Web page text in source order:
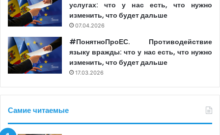
Михалевски.
В данном контексте, в связи с решением поставщиков
медиауслуг четко не указывать источники
финансирования, Руслан Михалевски отметил, что
согласно Гражданскому кодексу «владелец
коммерческой тайны вправе использовать средства
предполагаемое приобретение, использование или
разглашение коммерческой тайны произошло в одном
услугах: что у нас есть, что нужно
изменить, что будет дальше
07.04.2026
#ПонятноПроЕС. Противодействие
языку вражды: что у нас есть, что нужно
изменить, что будет дальше
17.03.2026
Самие читаемые